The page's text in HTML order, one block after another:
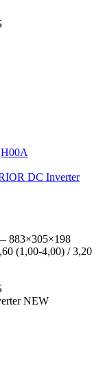
DC Inverter
883×305×198
(1,00-4,00) / 3,20
NEW